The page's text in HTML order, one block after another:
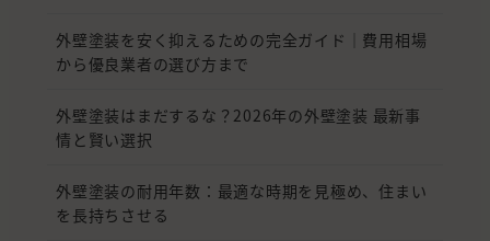
外壁塗装を安く抑えるための完全ガイド｜費用相場
から優良業者の選び方まで
外壁塗装はまだするな？2026年の外壁塗装 最新事
情と賢い選択
外壁塗装の耐用年数：最適な時期を見極め、住まい
を長持ちさせる